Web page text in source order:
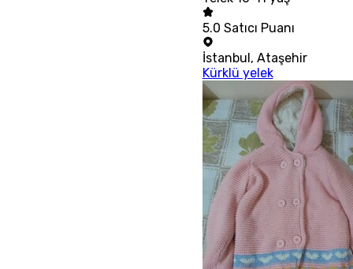
5.0 Satıcı Puanı
İstanbul , Ataşehir
Kürklü yelek